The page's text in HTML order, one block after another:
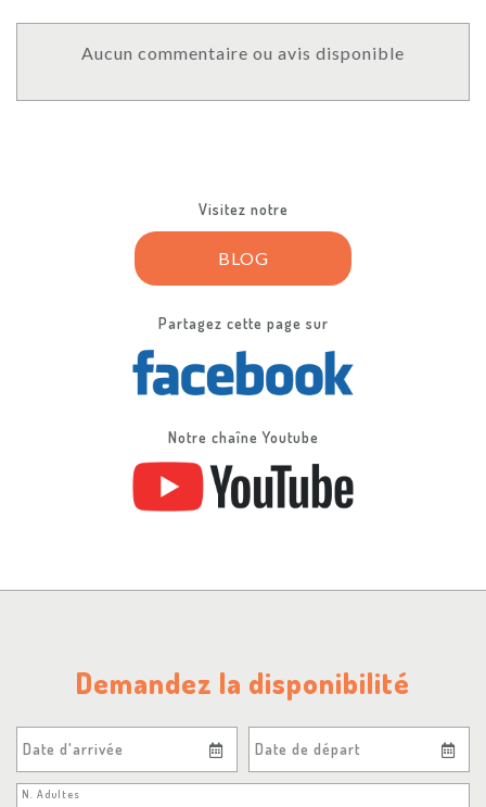
Aucun commentaire ou avis disponible
Visitez notre
BLOG
Partagez cette page sur
Notre chaîne Youtube
Demandez la disponibilité
Date d'arrivée Date de départ
N. Adultes